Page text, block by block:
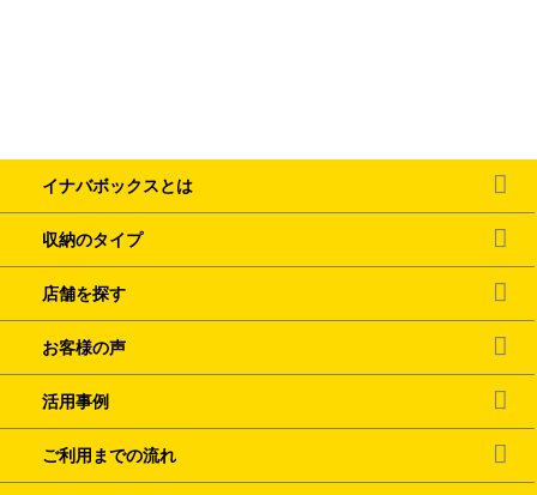
イナバボックスとは
収納のタイプ
店舗を探す
お客様の声
活用事例
ご利用までの流れ